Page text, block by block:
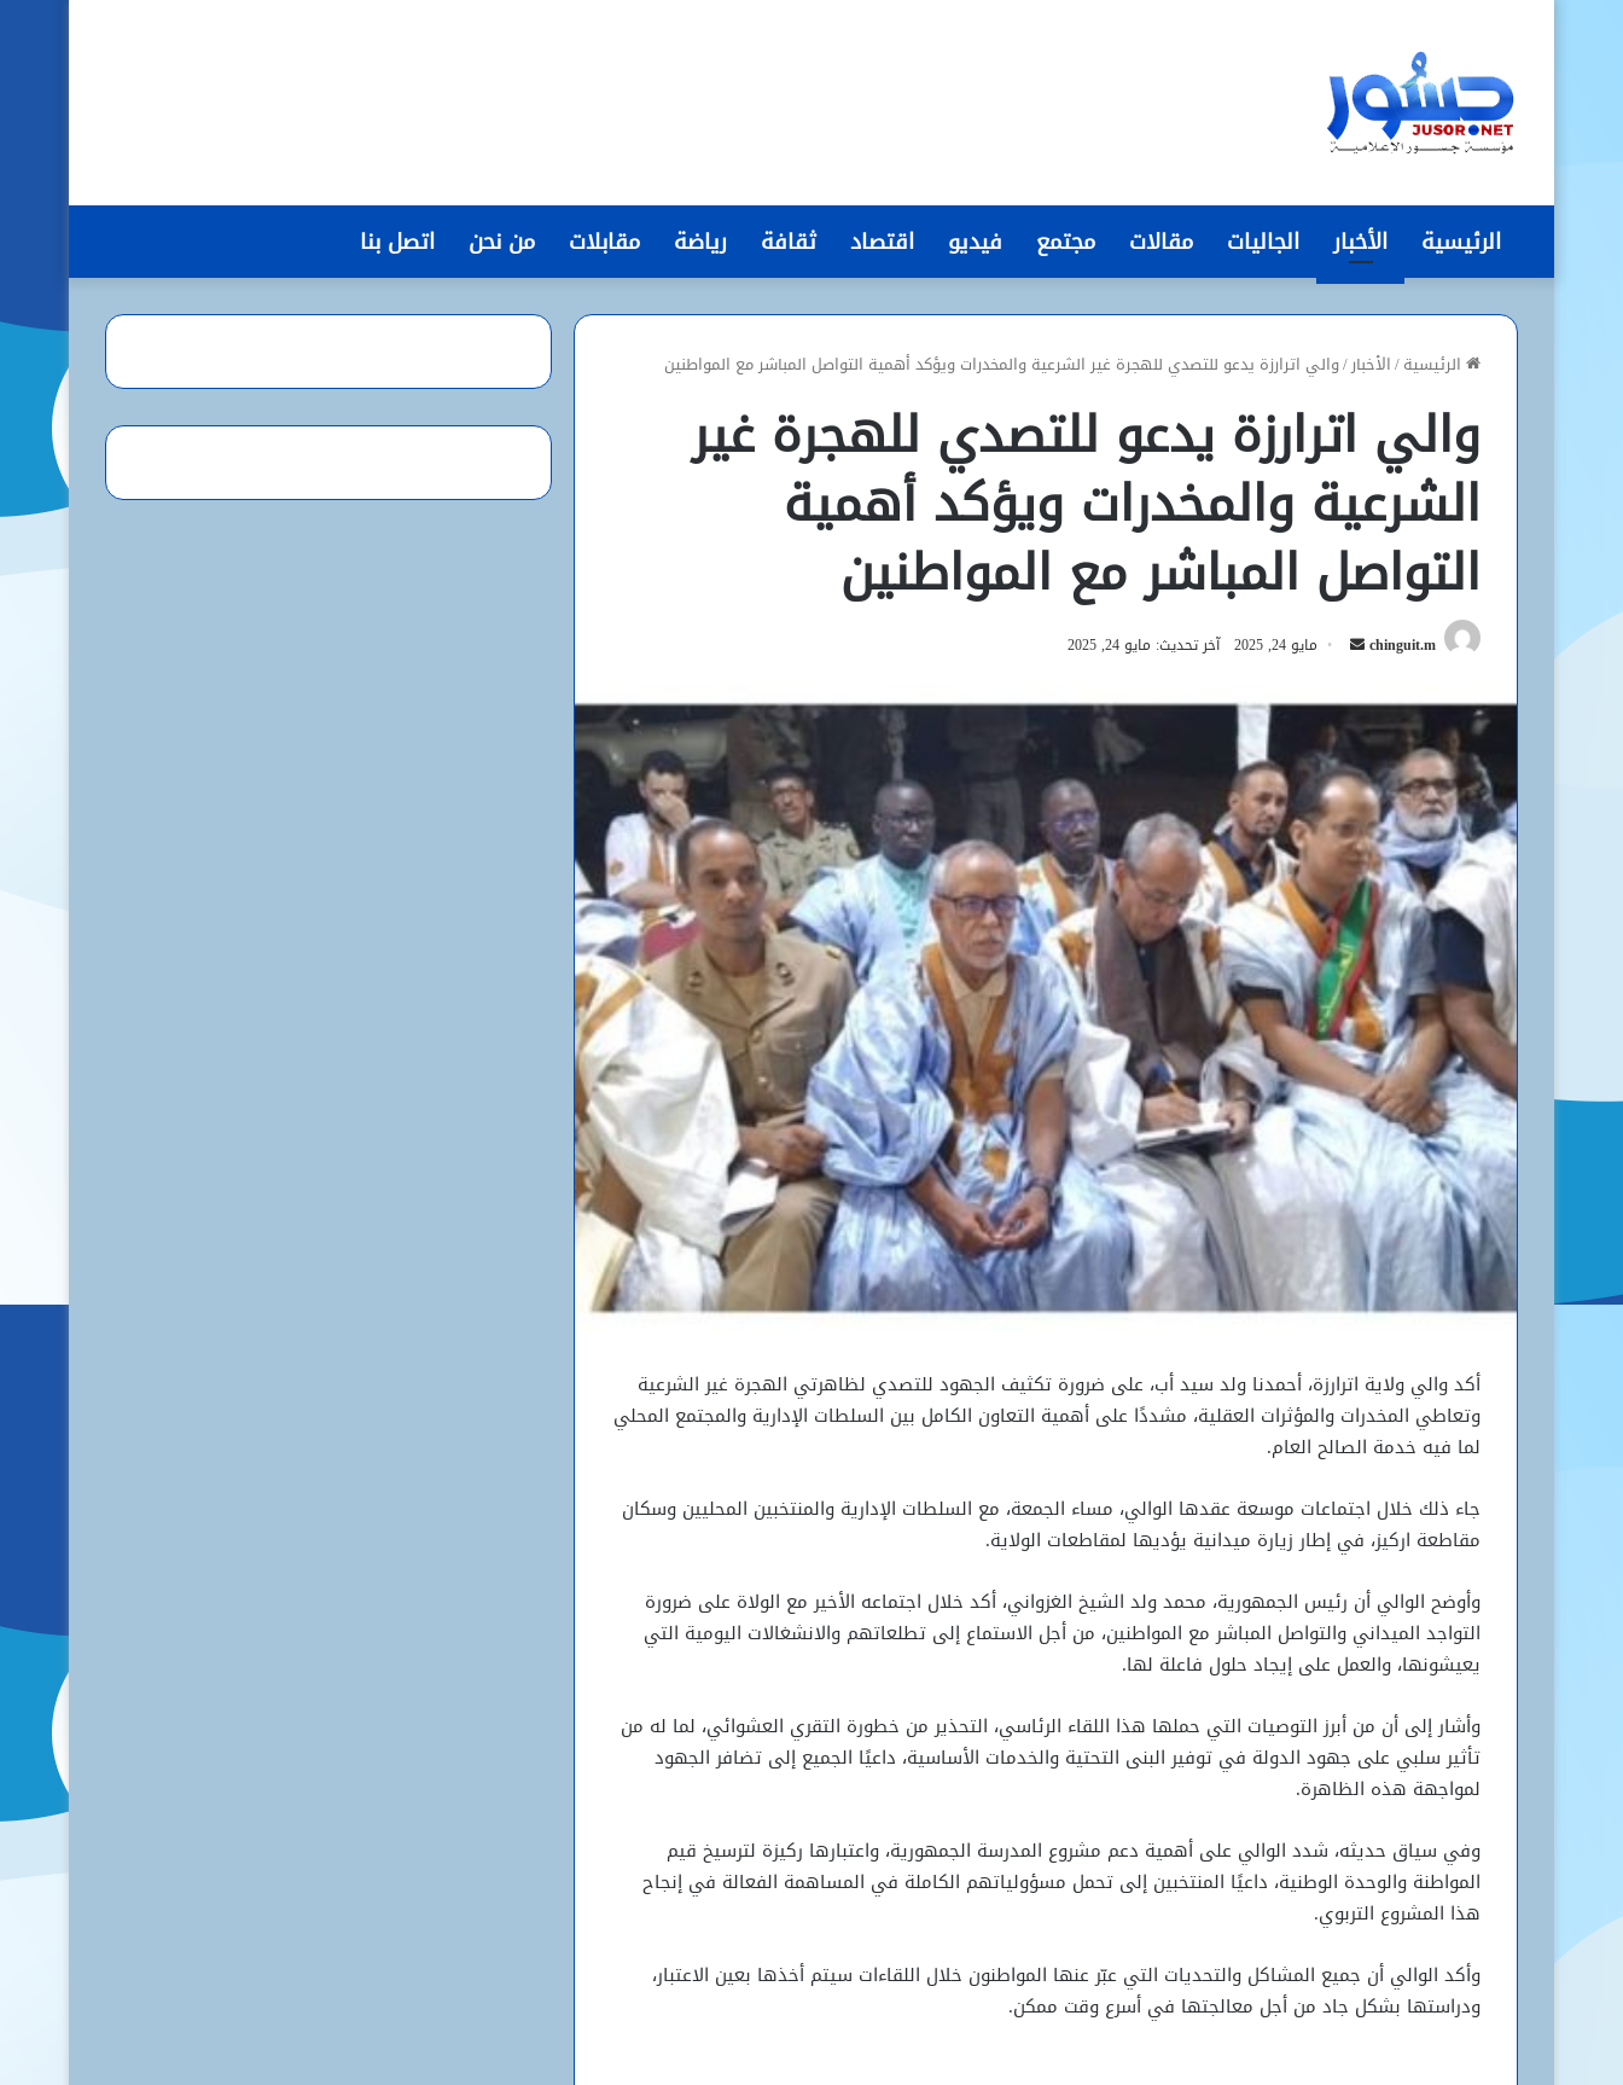
الرئيسية الأخبار الجاليات مقالات مجتمع فيديو اقتصاد ثقافة رياضة مقابلات من نحن اتصل بنا
الرئيسية/الأخبار/والي اترارزة يدعو للتصدي للهجرة غير الشرعية والمخدرات ويؤكد أهمية التواصل المباشر مع المواطنين
والي اترارزة يدعو للتصدي للهجرة غير
الشرعية والمخدرات ويؤكد أهمية
التواصل المباشر مع المواطنين
chinguit.m
أرسل
إلكترونيا
مايو 24, 2025 آخر تحديث: مايو 24, 2025
أكد والي ولاية اترارزة، أحمدنا ولد سيد أب، على ضرورة تكثيف الجهود للتصدي لظاهرتي الهجرة غير الشرعية
وتعاطي المخدرات والمؤثرات العقلية، مشددًا على أهمية التعاون الكامل بين السلطات الإدارية والمجتمع المحلي
لما فيه خدمة الصالح العام.
جاء ذلك خلال اجتماعات موسعة عقدها الوالي، مساء الجمعة، مع السلطات الإدارية والمنتخبين المحليين وسكان
مقاطعة اركيز، في إطار زيارة ميدانية يؤديها لمقاطعات الولاية.
وأوضح الوالي أن رئيس الجمهورية، محمد ولد الشيخ الغزواني، أكد خلال اجتماعه الأخير مع الولاة على ضرورة
التواجد الميداني والتواصل المباشر مع المواطنين، من أجل الاستماع إلى تطلعاتهم والانشغالات اليومية التي
يعيشونها، والعمل على إيجاد حلول فاعلة لها.
وأشار إلى أن من أبرز التوصيات التي حملها هذا اللقاء الرئاسي، التحذير من خطورة التقري العشوائي، لما له من
تأثير سلبي على جهود الدولة في توفير البنى التحتية والخدمات الأساسية، داعيًا الجميع إلى تضافر الجهود
لمواجهة هذه الظاهرة.
وفي سياق حديثه، شدد الوالي على أهمية دعم مشروع المدرسة الجمهورية، واعتبارها ركيزة لترسيخ قيم
المواطنة والوحدة الوطنية، داعيًا المنتخبين إلى تحمل مسؤولياتهم الكاملة في المساهمة الفعالة في إنجاح
هذا المشروع التربوي.
وأكد الوالي أن جميع المشاكل والتحديات التي عبّر عنها المواطنون خلال اللقاءات سيتم أخذها بعين الاعتبار،
ودراستها بشكل جاد من أجل معالجتها في أسرع وقت ممكن.